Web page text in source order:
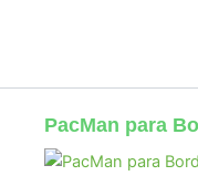
PacMan para